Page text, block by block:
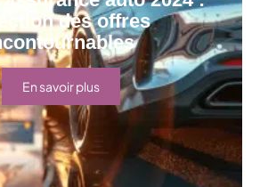
des offres
En savoir plus